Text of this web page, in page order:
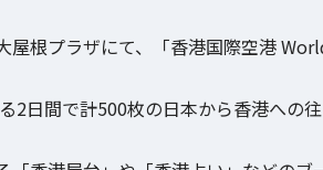
屋根プラザにて、「香港国際空港
2日間で計500枚の日本から香港への往